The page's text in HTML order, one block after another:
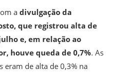
adivulgação da
que registrou alta de
e, em relação ao
houve queda de 0,7%. As
eram de alta de 0,3% na